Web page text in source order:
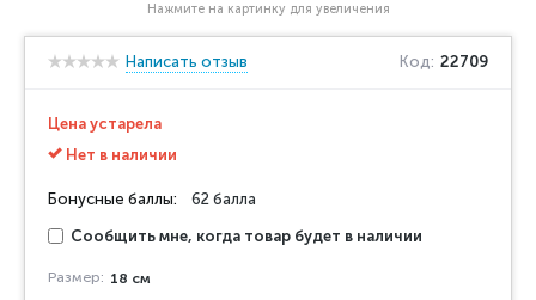
Нажмите на картинку для увеличения
Написать отзыв Код: 22709
Цена устарела
Нет в наличии
Бонусные баллы: 62 балла
Сообщить мне, когда товар будет в наличии
Размер: 18 см